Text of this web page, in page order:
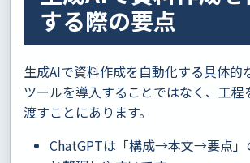
する際の要点
生成AIで資料作成を自動化する具体的
ツールを導入することではなく、工程
渡すことにあります。
ChatGPTは「構成→本文→要点」